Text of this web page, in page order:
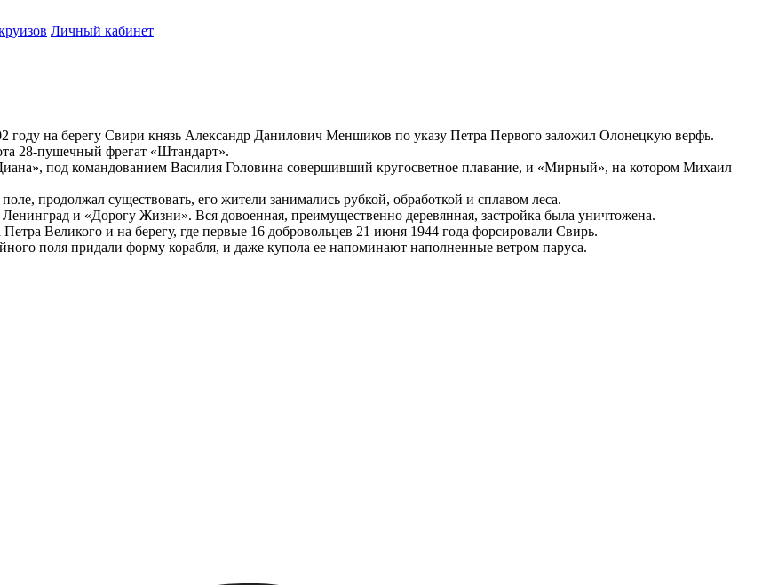
Личный кабинет
году на берегу Свири князь Александр Данилович Меншиков по указу Петра Первого заложил Олонецкую верфь.
28-пушечный фрегат «Штандарт».
под командованием Василия Головина совершивший кругосветное плавание, и «Мирный», на котором Михаил
продолжал существовать, его жители занимались рубкой, обработкой и сплавом леса.
и «Дорогу Жизни». Вся довоенная, преимущественно деревянная, застройка была уничтожена.
Великого и на берегу, где первые 16 добровольцев 21 июня 1944 года форсировали Свирь.
поля придали форму корабля, и даже купола ее напоминают наполненные ветром паруса.